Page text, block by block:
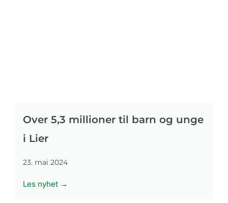
Over 5,3 millioner til barn og unge
i Lier
23. mai 2024
Les nyhet →